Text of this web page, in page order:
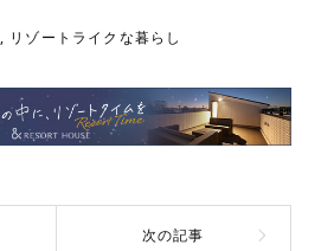
, リゾートライクな暮らし